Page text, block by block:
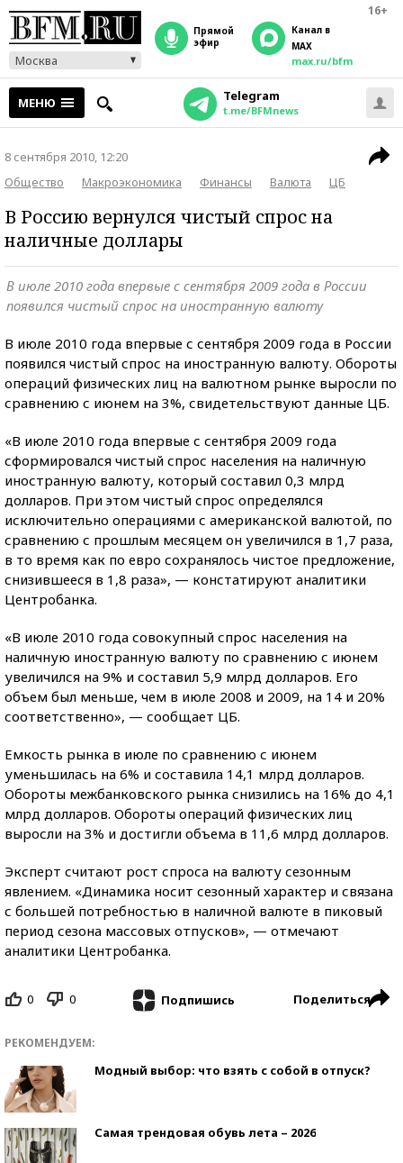
16+
Москва
прямой
эфир
Канал в
MAX
max.ru/bfm
МЕНЮ Telegram
t.me/BFMnews
8 сентября 2010, 12:20
Общество
Макроэкономика Финансы Валюта ЦБ
В Россию вернулся чистый спрос на
наличные доллары
В июле 2010 года впервые с сентября 2009 года в России
появился чистый спрос на иностранную валюту
В июле 2010 года впервые с сентября 2009 года в России
появился чистый спрос на иностранную валюту. Обороты
операций физических лиц на валютном рынке выросли по
сравнению с июнем на 3%, свидетельствуют данные ЦБ.
«В июле 2010 года впервые с сентября 2009 года
сформировался чистый спрос населения на наличную
иностранную валюту, который составил 0,3 млрд
долларов. При этом чистый спрос определялся
исключительно операциями с американской валютой, по
сравнению с прошлым месяцем он увеличился в 1,7 раза,
в то время как по евро сохранялось чистое предложение,
снизившееся в 1,8 раза», — констатируют аналитики
Центробанка.
«В июле 2010 года совокупный спрос населения на
наличную иностранную валюту по сравнению с июнем
увеличился на 9% и составил 5,9 млрд долларов. Его
объем был меньше, чем в июле 2008 и 2009, на 14 и 20%
соответственно», — сообщает ЦБ.
Емкость рынка в июле по сравнению с июнем
уменьшилась на 6% и составила 14,1 млрд долларов.
Обороты межбанковского рынка снизились на 16% до 4,1
млрд долларов. Обороты операций физических лиц
выросли на 3% и достигли объема в 11,6 млрд долларов.
Эксперт считают рост спроса на валюту сезонным
явлением. «Динамика носит сезонный характер и связана
с большей потребностью в наличной валюте в пиковый
период сезона массовых отпусков», — отмечают
аналитики Центробанка.
0 0 Подпишись Поделиться
РЕКОМЕНДУЕМ:
Модный выбор: что взять с собой в отпуск?
Самая трендовая обувь лета – 2026